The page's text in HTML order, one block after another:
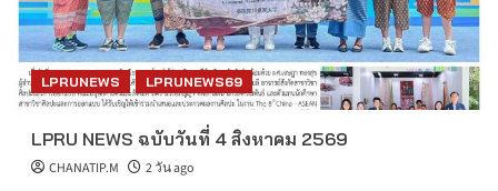
LPRUNEWS LPRUNEWS69
LPRU NEWS ฉบับวันที่ 4 สิงหาคม 2569
CHANATIP.M 2 วัน ago